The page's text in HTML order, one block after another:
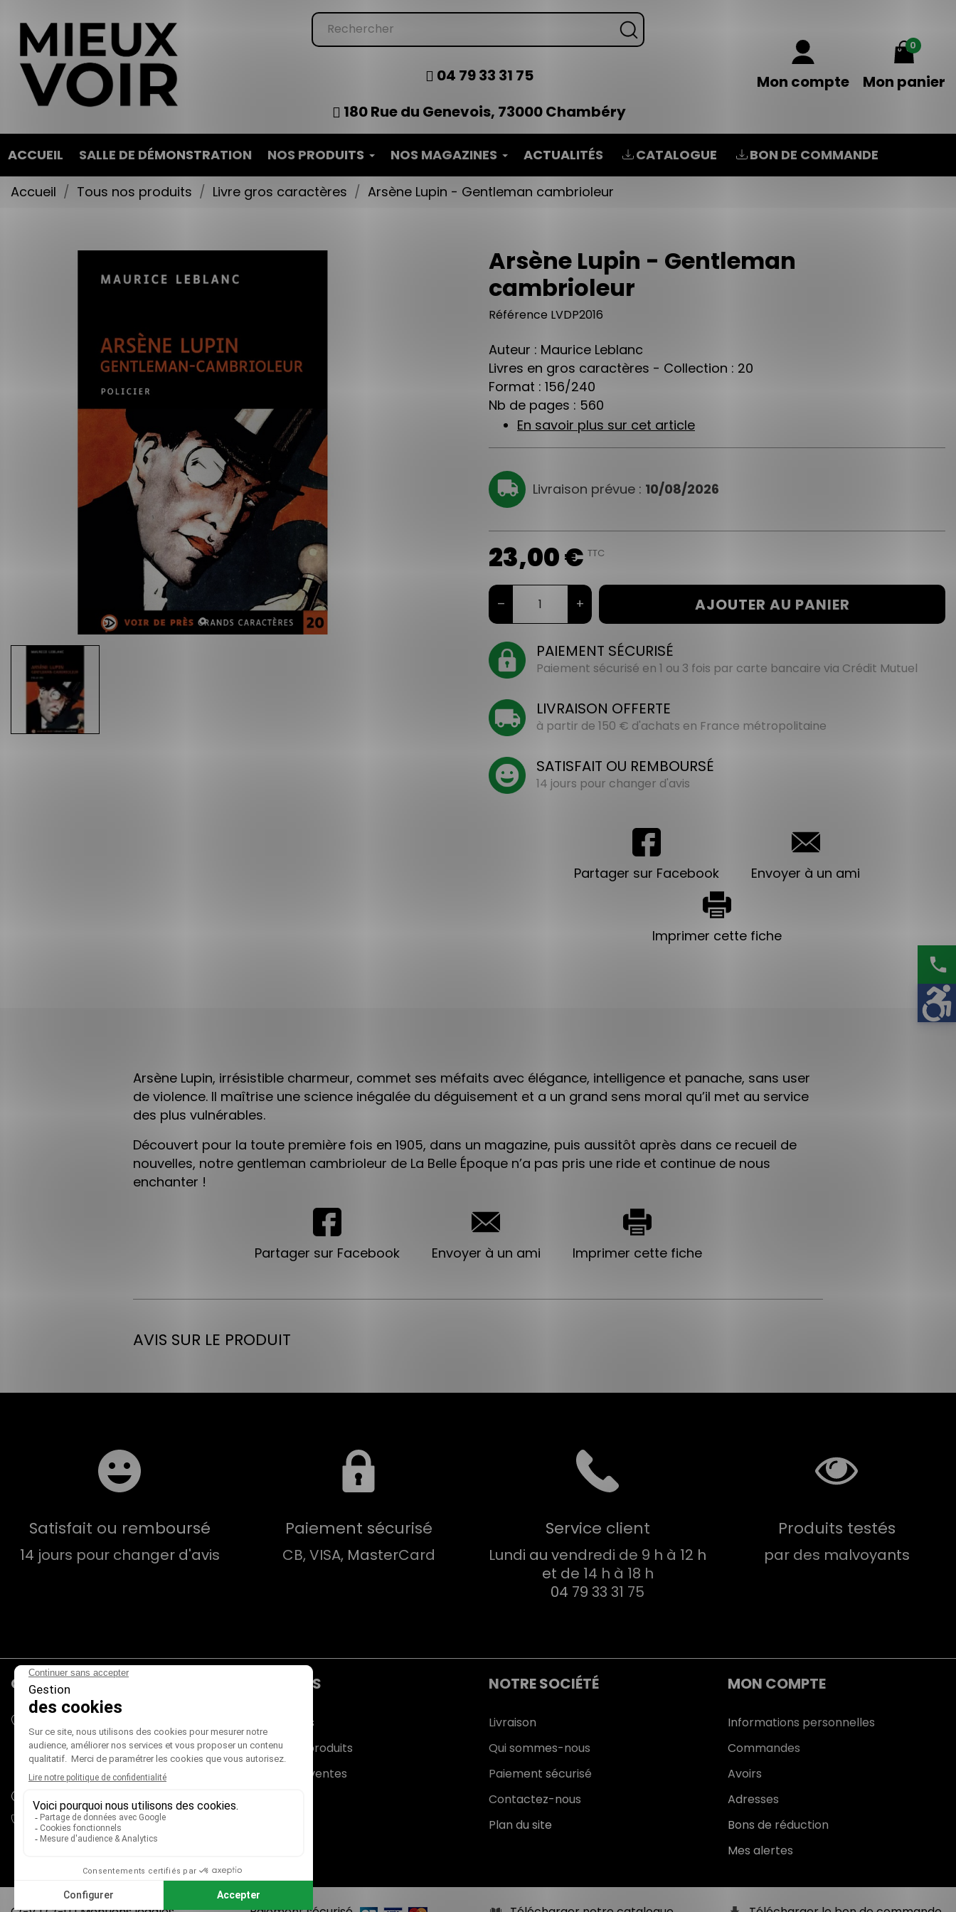
04 79 33 31 75
180 Rue du Genevois, 73000 Chambéry
Mon compte
0
Mon panier
ACCUEIL SALLE DE DÉMONSTRATION NOS PRODUITS NOS MAGAZINES ACTUALITÉS CATALOGUE BON DE COMMANDE
Accueil Tous nos produits Livre gros caractères Arsène Lupin - Gentleman cambrioleur
Arsène Lupin - Gentleman
cambrioleur
Référence LVDP2016
Auteur : Maurice Leblanc
Livres en gros caractères - Collection : 20
Format : 156/240
Nb de pages : 560
En savoir plus sur cet article
Livraison prévue : 10/08/2026
23,00 € TTC
– + AJOUTER AU PANIER
PAIEMENT SÉCURISÉ
Paiement sécurisé en 1 ou 3 fois par carte bancaire via Crédit Mutuel
LIVRAISON OFFERTE
à partir de 150 € d'achats en France métropolitaine
SATISFAIT OU REMBOURSÉ
14 jours pour changer d'avis
Partager sur Facebook Envoyer à un ami
Imprimer cette fiche
Arsène Lupin, irrésistible charmeur, commet ses méfaits avec élégance, intelligence et panache, sans user
de violence. Il maîtrise une science inégalée du déguisement et a un grand sens moral qu’il met au service
des plus vulnérables.
Découvert pour la toute première fois en 1905, dans un magazine, puis aussitôt après dans ce recueil de
nouvelles, notre gentleman cambrioleur de La Belle Époque n’a pas pris une ride et continue de nous
enchanter !
Partager sur Facebook Envoyer à un ami Imprimer cette fiche
AVIS SUR LE PRODUIT
Satisfait ou remboursé
14 jours pour changer d'avis
Paiement sécurisé
CB, VISA, MasterCard
Service client
Lundi au vendredi de 9 h à 12 h
et de 14 h à 18 h
04 79 33 31 75
Produits testés
par des malvoyants
CONTACTS
180 rue du Genevois
73000 CHAMBÉRY
France métropolitaine (+ Corse)
04 79 33 31 75
PRODUITS
Promotions
Nouveaux produits
Meilleures ventes
NOTRE SOCIÉTÉ
Livraison
Qui sommes-nous
Paiement sécurisé
Contactez-nous
Plan du site
MON COMPTE
Informations personnelles
Commandes
Avoirs
Adresses
Bons de réduction
Mes alertes
phone